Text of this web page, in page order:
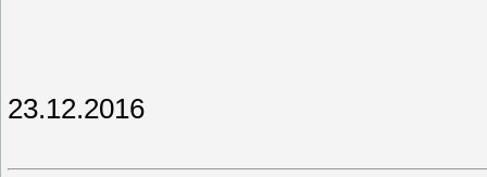
23.12.2016